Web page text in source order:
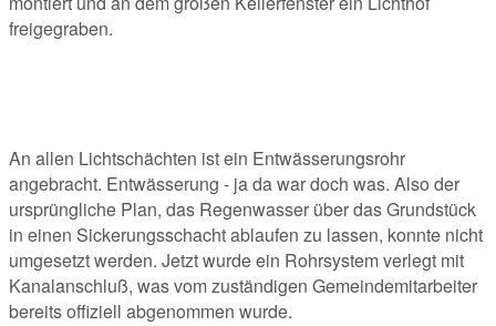
freigegraben.
An allen Lichtschächten ist ein Entwässerungsrohr
angebracht. Entwässerung - ja da war doch was. Also der
ursprüngliche Plan, das Regenwasser über das Grundstück
in einen Sickerungsschacht ablaufen zu lassen, konnte nicht
umgesetzt werden. Jetzt wurde ein Rohrsystem verlegt mit
Kanalanschluß, was vom zuständigen Gemeindemitarbeiter
bereits offiziell abgenommen wurde.